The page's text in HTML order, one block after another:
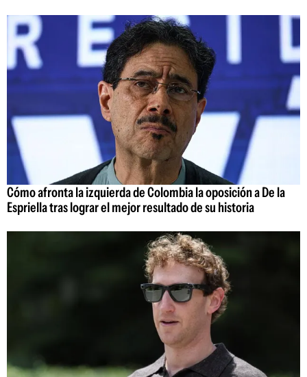
Cómo afronta la izquierda de Colombia la oposición a De la
Espriella tras lograr el mejor resultado de su historia